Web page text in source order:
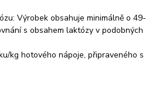
Výrobek obsahuje minimálně o 49-
s obsahem laktózy v podobných
kg hotového nápoje, připraveného s